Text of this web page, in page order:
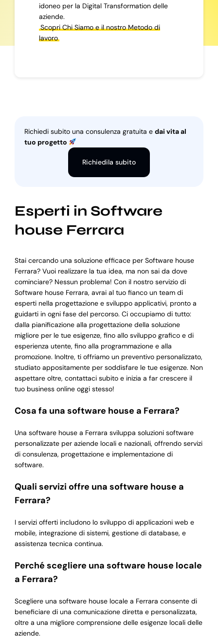
idoneo per la Digital Transformation delle
aziende.
Scopri Chi Siamo e il nostro Metodo di
lavoro
Richiedi subito una consulenza gratuita e dai vita al
tuo progetto
Richiedila subito
Esperti in Software
house Ferrara
Stai cercando una soluzione efficace per Software house
Ferrara? Vuoi realizzare la tua idea, ma non sai da dove
cominciare? Nessun problema! Con il nostro servizio di
Software house Ferrara, avrai al tuo fianco un team di
esperti nella progettazione e sviluppo applicativi, pronto a
guidarti in ogni fase del percorso. Ci occupiamo di tutto:
dalla pianificazione alla progettazione della soluzione
migliore per le tue esigenze, fino allo sviluppo grafico e di
esperienza utente, fino alla programmazione e alla
promozione. Inoltre, ti offriamo un preventivo personalizzato,
studiato appositamente per soddisfare le tue esigenze. Non
aspettare oltre, contattaci subito e inizia a far crescere il
tuo business online oggi stesso!
Cosa fa una software house a Ferrara?
Una software house a Ferrara sviluppa soluzioni software
personalizzate per aziende locali e nazionali, offrendo servizi
di consulenza, progettazione e implementazione di
software.
Quali servizi offre una software house a
Ferrara?
I servizi offerti includono lo sviluppo di applicazioni web e
mobile, integrazione di sistemi, gestione di database, e
assistenza tecnica continua.
Perché scegliere una software house locale
a Ferrara?
Scegliere una software house locale a Ferrara consente di
beneficiare di una comunicazione diretta e personalizzata,
oltre a una migliore comprensione delle esigenze locali delle
aziende.